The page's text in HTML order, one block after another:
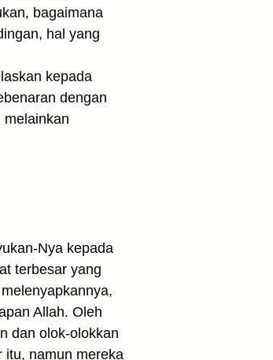
bagaimana
hal yang
kepada
dengan
melainkan
Nya kepada
terbesar yang
Allah. Oleh
dan olok-olokkan
itu, namun mereka